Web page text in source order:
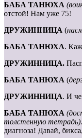
БАБА ТАНЮХА
отстой! Нам уже 75!
ДРУЖИННИЦА (
БАБА ТАНЮХА.
ДРУЖИННИЦА.
БАБА ТАНЮХА (
ДРУЖИННИЦА. И
БАБА ТАНЮХА
толстенную тетрадь).
диагноза! Давай,